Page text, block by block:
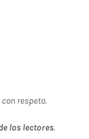
respeto.
los lectores.